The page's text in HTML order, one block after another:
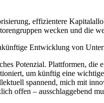
effizientere
wecken und die
Entwicklung von
Potenzial. Plattformen,
um künftig eine
spannend, mich mit
offen – ausschlaggebend